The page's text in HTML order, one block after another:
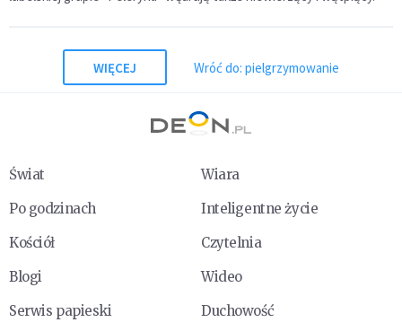
WIĘCEJ Wróć do: pielgrzymowanie
Świat
Wiara
Po godzinach
Inteligentne życie
Kościół
Czytelnia
Blogi
Wideo
Serwis papieski
Duchowość